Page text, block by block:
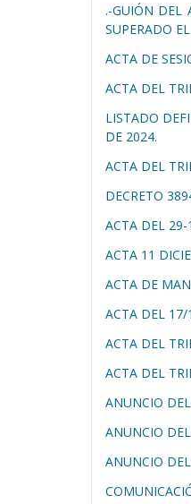
.-GUIÓN DEL
SUPERADO
ACTA DE
ACTA DEL
LISTADO
DE 2024.
ACTA DEL
DECRETO
ACTA DEL 29-
ACTA 11
ACTA DE
ACTA DEL 17/
ACTA DEL
ACTA DEL
ANUNCIO
ANUNCIO
ANUNCIO